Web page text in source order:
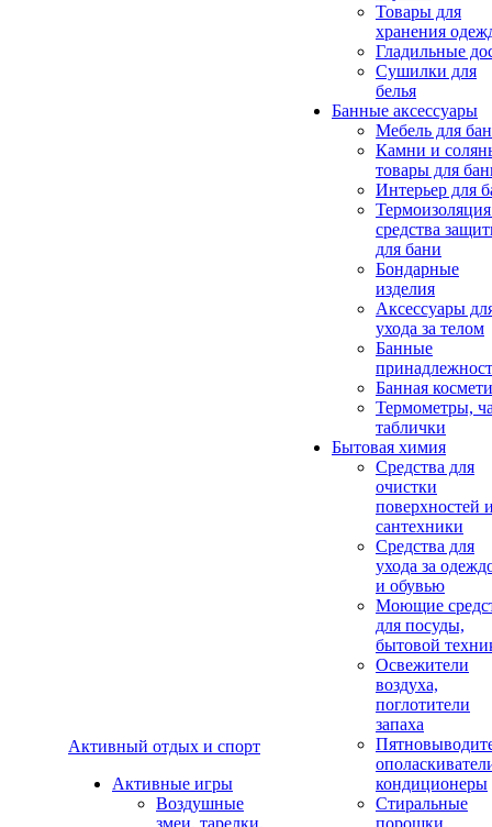
Активный отдых и спорт
Активные игры
Воздушные
змеи, тарелки,
Товары для
хранения
Гладильные
Сушилки для
белья
Банные аксессуары
Мебель для
Камни и
товары для
Интерьер для
средства
для бани
Бондарные
изделия
Аксеcсуары
ухода за телом
Банные
Банная
Термометры,
таблички
Бытовая химия
Средства для
очистки
поверхностей
сантехники
Средства для
ухода за
и обувью
Моющие
для посуды,
бытовой
Освежители
воздуха,
поглотители
запаха
кондиционеры
Стиральные
порошки,